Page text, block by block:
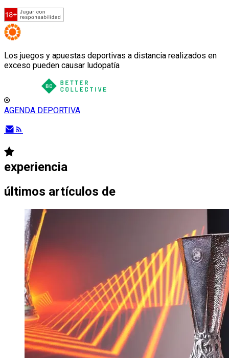
Los juegos y apuestas deportivas a distancia realizados en
exceso pueden causar ludopatía
AGENDA DEPORTIVA
experiencia
últimos artículos de